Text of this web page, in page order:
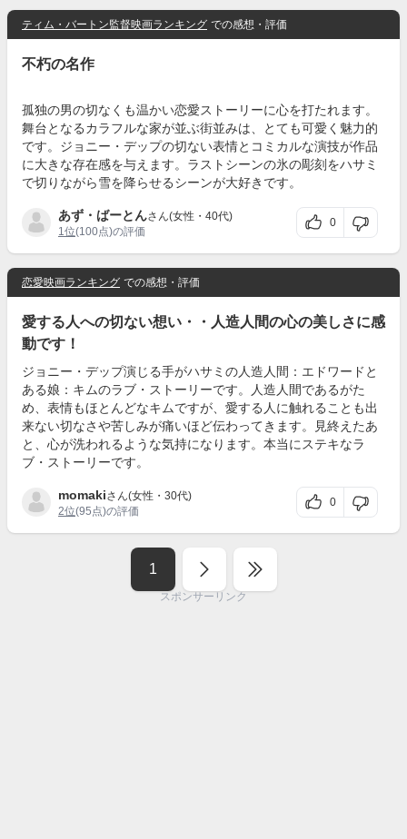
ティム・バートン監督映画ランキング での感想・評価
不朽の名作
孤独の男の切なくも温かい恋愛ストーリーに心を打たれます。
舞台となるカラフルな家が並ぶ街並みは、とても可愛く魅力的
です。ジョニー・デップの切ない表情とコミカルな演技が作品
に大きな存在感を与えます。ラストシーンの氷の彫刻をハサミ
で切りながら雪を降らせるシーンが大好きです。
あず・ばーとんさん(女性・40代)
1位(100点)の評価
0
恋愛映画ランキング での感想・評価
愛する人への切ない想い・・人造人間の心の美しさに感
動です！
ジョニー・デップ演じる手がハサミの人造人間：エドワードと
ある娘：キムのラブ・ストーリーです。人造人間であるがた
め、表情もほとんどなキムですが、愛する人に触れることも出
来ない切なさや苦しみが痛いほど伝わってきます。見終えたあ
と、心が洗われるような気持になります。本当にステキなラ
ブ・ストーリーです。
momakiさん(女性・30代)
2位(95点)の評価
0
1
スポンサーリンク